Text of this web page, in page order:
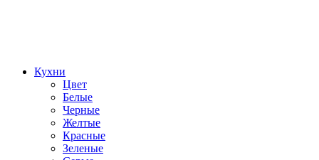
Кухни
Цвет
Белые
Черные
Желтые
Красные
Зеленые